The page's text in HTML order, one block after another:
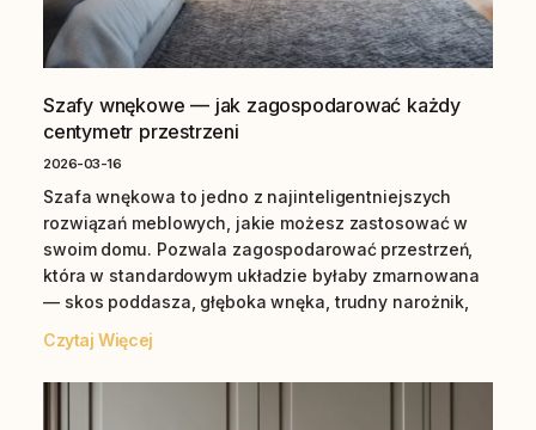
Szafy wnękowe — jak zagospodarować każdy
centymetr przestrzeni
2026-03-16
Szafa wnękowa to jedno z najinteligentniejszych
rozwiązań meblowych, jakie możesz zastosować w
swoim domu. Pozwala zagospodarować przestrzeń,
która w standardowym układzie byłaby zmarnowana
— skos poddasza, głęboka wnęka, trudny narożnik,
Czytaj Więcej